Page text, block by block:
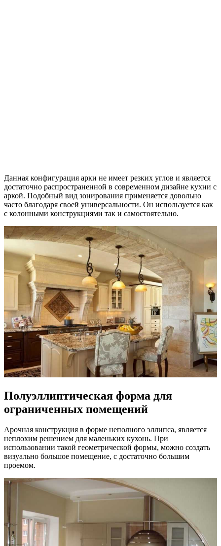
Данная конфигурация арки не имеет резких углов и является
достаточно распространенной в современном дизайне кухни с
аркой. Подобный вид зонирования применяется довольно
часто благодаря своей универсальности. Он используется как
с колонными конструкциями так и самостоятельно.
Полуэллиптическая форма для
ограниченных помещений
Арочная конструкция в форме неполного эллипса, является
неплохим решением для маленьких кухонь. При
использовании такой геометрической формы, можно создать
визуально большое помещение, с достаточно большим
проемом.